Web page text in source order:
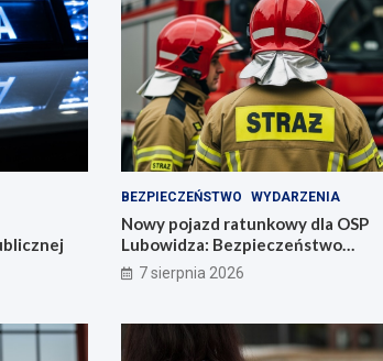
BEZPIECZEŃSTWO WYDARZENIA
Nowy pojazd ratunkowy dla OSP
Lubowidza: Bezpieczeństwo
mieszkańców na wyższym poziomie
7 sierpnia 2026